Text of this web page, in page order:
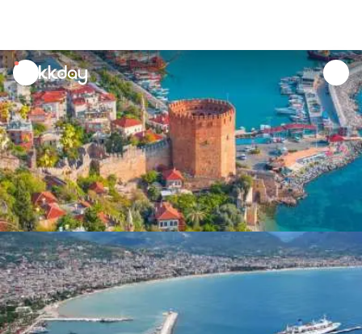
unread
notifications